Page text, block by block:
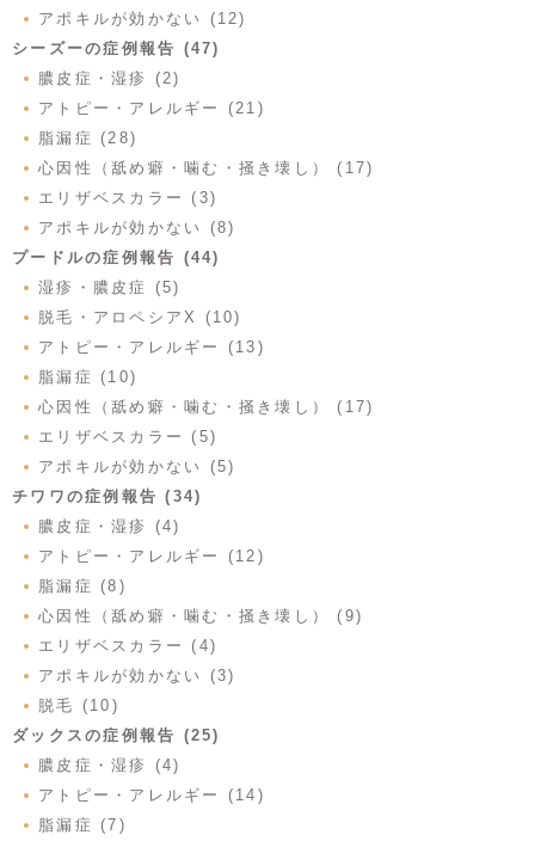
アポキルが効かない (12)
シーズーの症例報告 (47)
膿皮症・湿疹 (2)
アトピー・アレルギー (21)
脂漏症 (28)
心因性（舐め癖・噛む・掻き壊し） (17)
エリザベスカラー (3)
アポキルが効かない (8)
プードルの症例報告 (44)
湿疹・膿皮症 (5)
脱毛・アロペシアX (10)
アトピー・アレルギー (13)
脂漏症 (10)
心因性（舐め癖・噛む・掻き壊し） (17)
エリザベスカラー (5)
アポキルが効かない (5)
チワワの症例報告 (34)
膿皮症・湿疹 (4)
アトピー・アレルギー (12)
脂漏症 (8)
心因性（舐め癖・噛む・掻き壊し） (9)
エリザベスカラー (4)
アポキルが効かない (3)
脱毛 (10)
ダックスの症例報告 (25)
膿皮症・湿疹 (4)
アトピー・アレルギー (14)
脂漏症 (7)